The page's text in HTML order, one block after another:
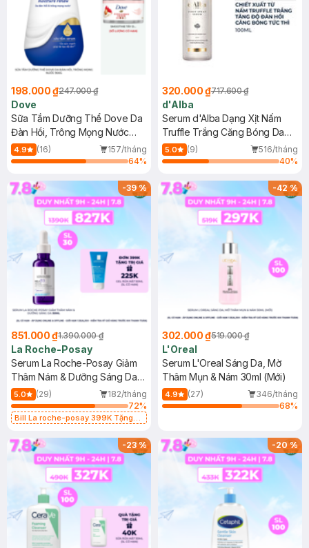
198.000 ₫247.000 ₫
Dove
Sữa Tắm Dưỡng Thể Dove Da
Đàn Hồi, Trông Mọng Nước
900g
4.9 (16)
157/tháng
64%
320.000 ₫717.600 ₫
d'Alba
Serum d'Alba Dạng Xịt Nấm
Truffle Trắng Căng Bóng Da
100ml
5.0 (9)
516/tháng
40%
-39%
851.000 ₫1.390.000 ₫
La Roche-Posay
Serum La Roche-Posay Giảm
Thâm Nám & Dưỡng Sáng Da
30ml
5.0 (29)
182/tháng
72%
Bill La roche-posay 399K Tặng
(SL có hạn)
-42%
302.000 ₫519.000 ₫
L'Oreal
Serum L'Oreal Sáng Da, Mờ
Thâm Mụn & Nám 30ml (Mới)
4.9 (27)
346/tháng
68%
-23% -20%